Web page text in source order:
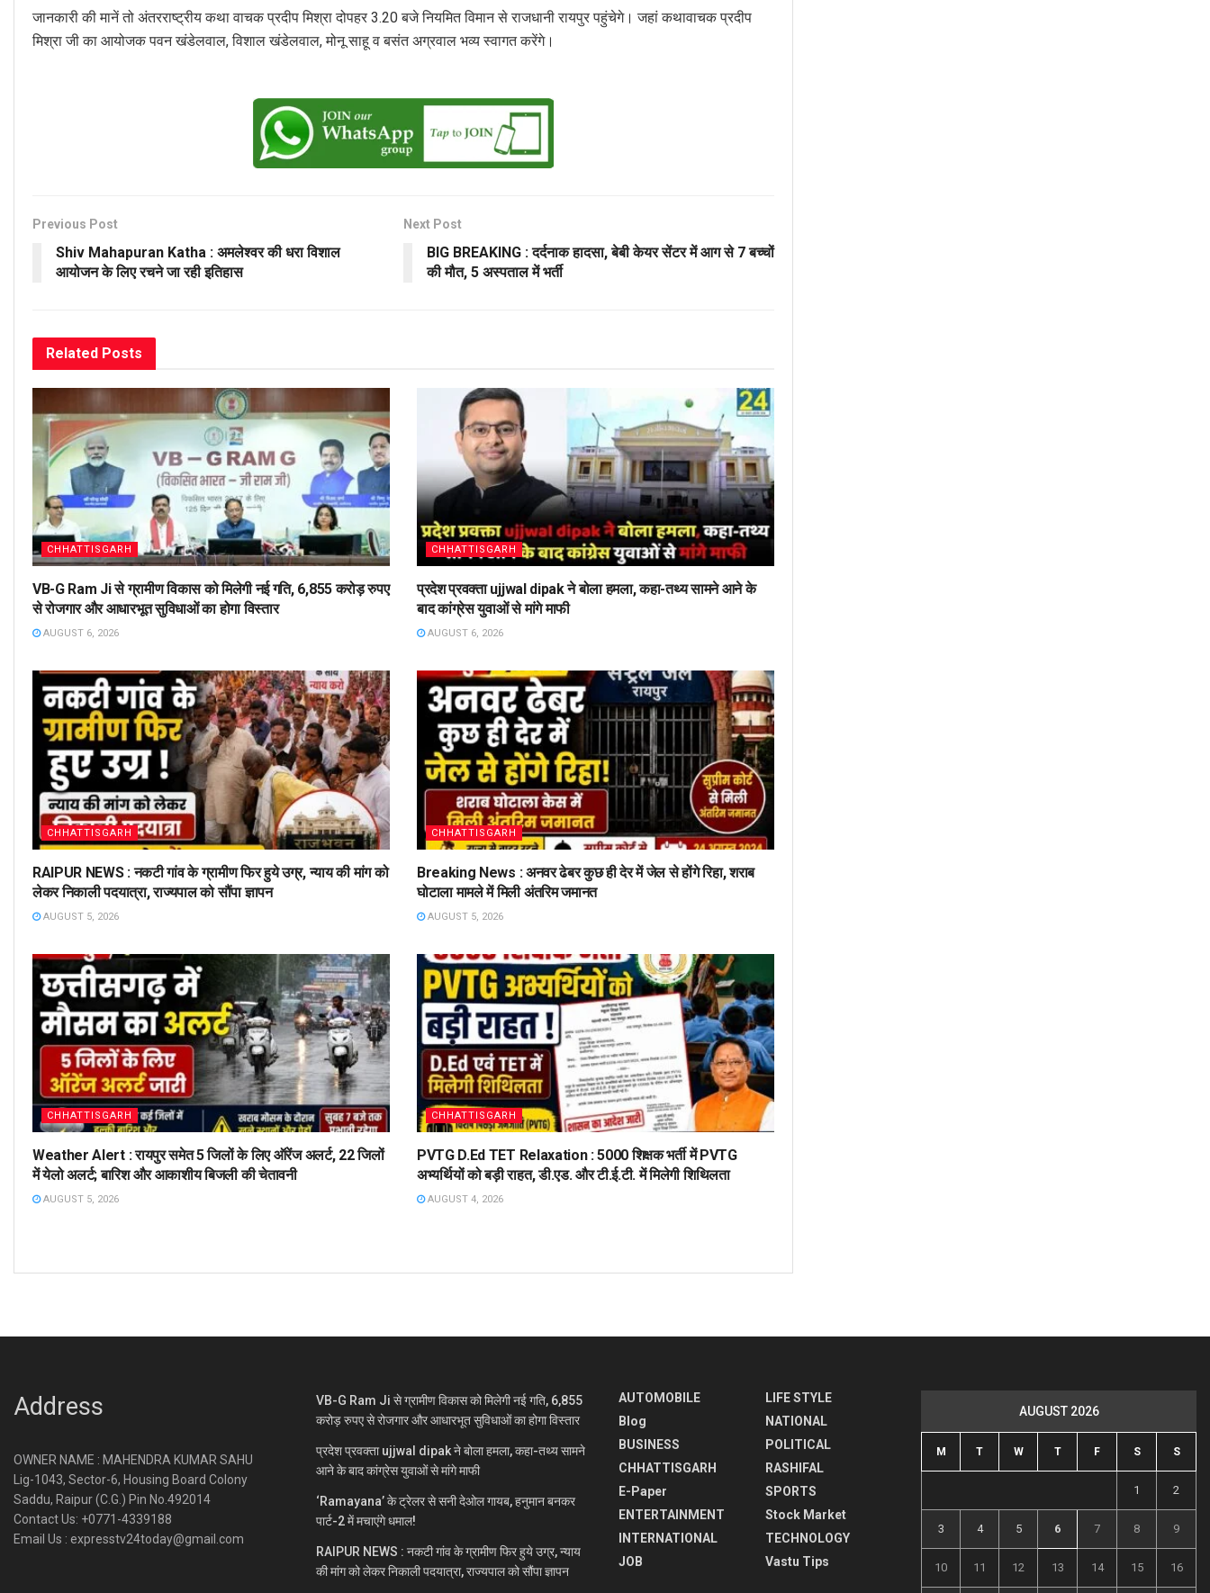
जानकारी की मानें तो अंतरराष्ट्रीय कथा वाचक प्रदीप मिश्रा दोपहर 3.20 बजे नियमित विमान से राजधानी रायपुर पहुंचेगे। जहां कथावाचक प्रदीप
मिश्रा जी का आयोजक पवन खंडेलवाल, विशाल खंडेलवाल, मोनू साहू व बसंत अग्रवाल भव्य स्वागत करेंगे।
Previous Post
Shiv Mahapuran Katha : अमलेश्वर की धरा विशाल
आयोजन के लिए रचने जा रही इतिहास
Next Post
BIG BREAKING : दर्दनाक हादसा, बेबी केयर सेंटर में आग से 7 बच्चों
की मौत, 5 अस्पताल में भर्ती
Related Posts
CHHATTISGARH
VB-G Ram Ji से ग्रामीण विकास को मिलेगी नई गति, 6,855 करोड़ रुपए
से रोजगार और आधारभूत सुविधाओं का होगा विस्तार
AUGUST 6, 2026
CHHATTISGARH
प्रदेश प्रवक्ता ujjwal dipak ने बोला हमला, कहा-तथ्य सामने आने के
बाद कांग्रेस युवाओं से मांगे माफी
AUGUST 6, 2026
CHHATTISGARH
RAIPUR NEWS : नकटी गांव के ग्रामीण फिर हुये उग्र, न्याय की मांग को
लेकर निकाली पदयात्रा, राज्यपाल को सौंपा ज्ञापन
AUGUST 5, 2026
CHHATTISGARH
Breaking News : अनवर ढेबर कुछ ही देर में जेल से होंगे रिहा, शराब
घोटाला मामले में मिली अंतरिम जमानत
AUGUST 5, 2026
CHHATTISGARH
Weather Alert : रायपुर समेत 5 जिलों के लिए ऑरेंज अलर्ट, 22 जिलों
में येलो अलर्ट; बारिश और आकाशीय बिजली की चेतावनी
AUGUST 5, 2026
CHHATTISGARH
PVTG D.Ed TET Relaxation : 5000 शिक्षक भर्ती में PVTG
अभ्यर्थियों को बड़ी राहत, डी.एड. और टी.ई.टी. में मिलेगी शिथिलता
AUGUST 4, 2026
Address
OWNER NAME : MAHENDRA KUMAR SAHU
Lig-1043, Sector-6, Housing Board Colony
Saddu, Raipur (C.G.) Pin No.492014
Contact Us: +0771-4339188
Email Us : expresstv24today@gmail.com
VB-G Ram Ji से ग्रामीण विकास को मिलेगी नई गति, 6,855
करोड़ रुपए से रोजगार और आधारभूत सुविधाओं का होगा विस्तार
प्रदेश प्रवक्ता ujjwal dipak ने बोला हमला, कहा-तथ्य सामने
आने के बाद कांग्रेस युवाओं से मांगे माफी
‘Ramayana’ के ट्रेलर से सनी देओल गायब, हनुमान बनकर
पार्ट-2 में मचाएंगे धमाल!
RAIPUR NEWS : नकटी गांव के ग्रामीण फिर हुये उग्र, न्याय
की मांग को लेकर निकाली पदयात्रा, राज्यपाल को सौंपा ज्ञापन
AUTOMOBILE
Blog
BUSINESS
CHHATTISGARH
E-Paper
ENTERTAINMENT
INTERNATIONAL
JOB
LIFE STYLE
NATIONAL
POLITICAL
RASHIFAL
SPORTS
Stock Market
TECHNOLOGY
Vastu Tips
AUGUST 2026
M T W T F S S
1 2
3 4 5 6 7 8 9
10 11 12 13 14 15 16